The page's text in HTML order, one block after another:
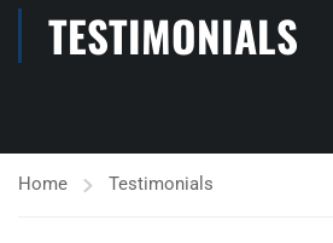
TESTIMONIALS
Home Testimonials